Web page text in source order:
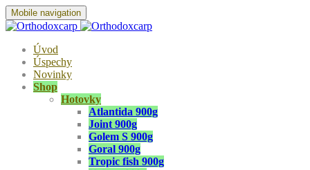
Mobile navigation
Úvod
Úspechy
Novinky
Shop
Hotovky
Atlantida 900g
Joint 900g
Golem S 900g
Goral 900g
Tropic fish 900g